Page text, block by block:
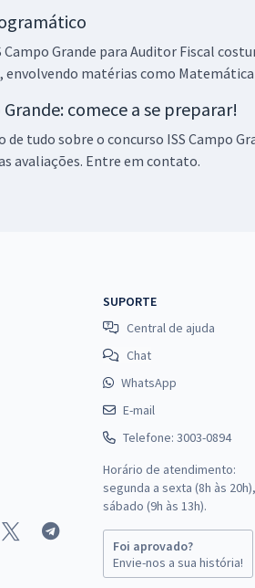
Campo Grande para Auditor Fiscal
matérias como
Grande: comece a se preparar!
de tudo sobre o concurso ISS Campo
avaliações. Entre em contato.
SUPORTE
Central de ajuda
Chat
WhatsApp
E-mail
Telefone: 3003-0894
Horário de atendimento:
segunda a sexta (8h às 20h),
sábado (9h às 13h).
Foi aprovado?
Envie-nos a sua história!